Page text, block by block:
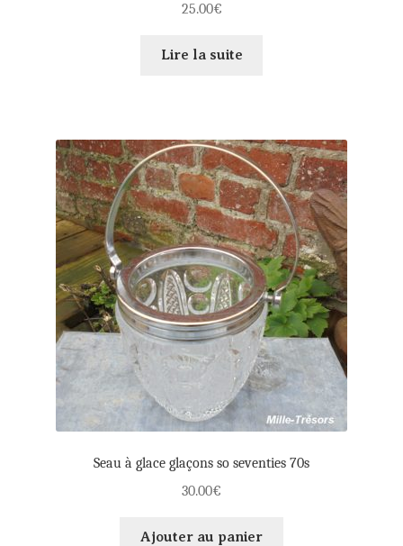
25.00€
Lire la suite
Seau à glace glaçons so seventies 70s
30.00€
Ajouter au panier